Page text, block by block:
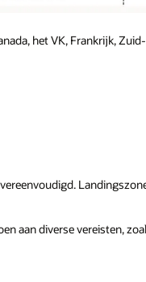
het VK, Frankrijk,
aan diverse vereisten,